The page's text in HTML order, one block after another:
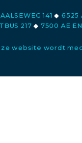
141◆ 6525
217◆ 7500 AE
website wordt